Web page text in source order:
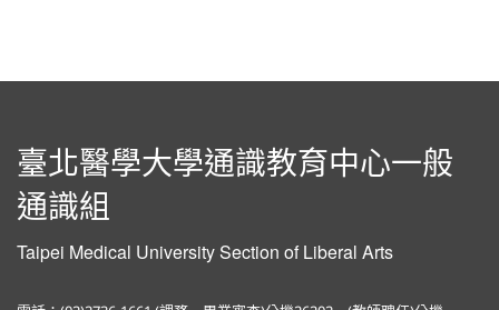
臺北醫學大學通識教育中心一般
通識組
Taipei Medical University Section of Liberal Arts